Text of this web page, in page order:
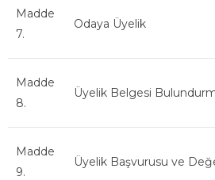
Madde
7.
Odaya Üyelik
Madde
8.
Üyelik Belgesi
Madde
9.
Üyelik Başvurusu ve